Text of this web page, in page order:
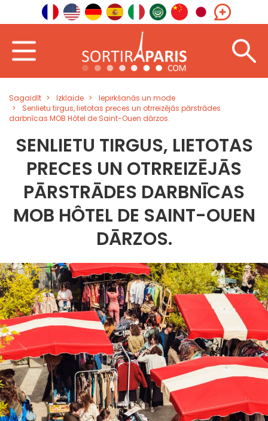
Sagaidīt Izklaide
Iepirkšanās un mode
Senlietu tirgus, lietotas preces un otrreizējās pārstrādes
darbnīcas MOB Hôtel de Saint-Ouen dārzos.
SENLIETU TIRGUS, LIETOTAS
PRECES UN OTRREIZĒJĀS
PĀRSTRĀDES DARBNĪCAS
MOB HÔTEL DE SAINT-OUEN
DĀRZOS.